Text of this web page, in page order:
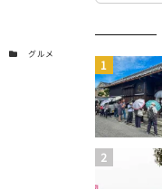
カテゴリー
グルメ